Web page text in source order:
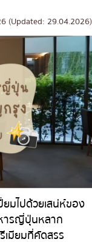
(Updated: 29.04.2026)
มไปด้วยเสน่ห์ของ
ารญี่ปุ่นหลาก
เมียมที่คัดสรร